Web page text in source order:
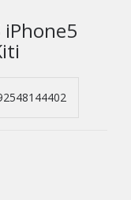
iPhone5